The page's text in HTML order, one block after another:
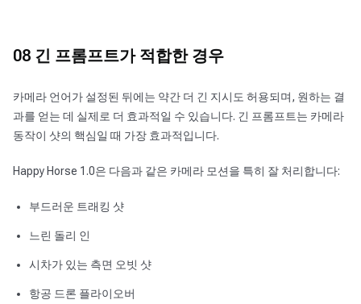
08 긴 프롬프트가 적합한 경우
카메라 언어가 설정된 뒤에는 약간 더 긴 지시도 허용되며, 원하는 결
과를 얻는 데 실제로 더 효과적일 수 있습니다. 긴 프롬프트는 카메라
동작이 샷의 핵심일 때 가장 효과적입니다.
Happy Horse 1.0은 다음과 같은 카메라 모션을 특히 잘 처리합니다:
부드러운 트래킹 샷
느린 돌리 인
시차가 있는 측면 오빗 샷
항공 드론 플라이오버